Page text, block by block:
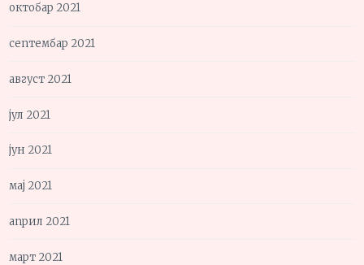
октобар 2021
септембар 2021
август 2021
јул 2021
јун 2021
мај 2021
април 2021
март 2021